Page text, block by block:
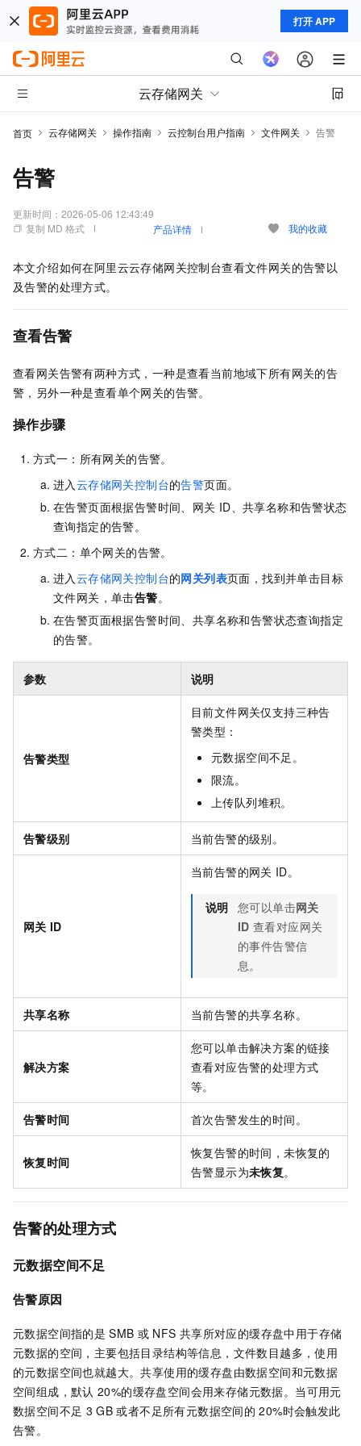
打开 APP
云存储网关
首页 云存储网关 操作指南 云控制台用户指南 文件网关 告警
告警
更新时间： 2026-05-06 12:43:49
复制 MD 格式
产品详情 我的收藏
本文介绍如何在阿里云云存储网关控制台查看文件网关的告警以
及告警的处理方式。
查看告警
查看网关告警有两种方式，一种是查看当前地域下所有网关的告
警，另外一种是查看单个网关的告警。
操作步骤
方式一：所有网关的告警。
进入 云存储网关控制台的告警页面。
在告警页面根据告警时间、网关 ID、共享名称和告警状态
查询指定的告警。
方式二：单个网关的告警。
进入 云存储网关控制台的网关列表页面，找到并单击目标
文件网关，单击告警。
在告警页面根据告警时间、共享名称和告警状态查询指定
的告警。
参数 说明
告警类型
目前文件网关仅支持三种告
警类型：
元数据空间不足。
限流。
上传队列堆积。
告警级别 当前告警的级别。
网关 ID
当前告警的网关 ID。
说明 您可以单击网关
ID 查看对应网关
的事件告警信
息。
共享名称 当前告警的共享名称。
解决方案
您可以单击解决方案的链接
查看对应告警的处理方式
等。
告警时间 首次告警发生的时间。
恢复时间
恢复告警的时间，未恢复的
告警显示为未恢复。
告警的处理方式
元数据空间不足
告警原因
元数据空间指的是 SMB 或 NFS 共享所对应的缓存盘中用于存储
元数据的空间，主要包括目录结构等信息，文件数目越多，使用
的元数据空间也就越大。共享使用的缓存盘由数据空间和元数据
空间组成，默认 20%的缓存盘空间会用来存储元数据。当可用元
数据空间不足 3 GB 或者不足所有元数据空间的 20%时会触发此
告警。